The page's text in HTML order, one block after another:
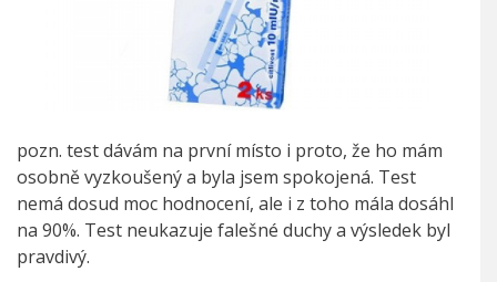
pozn. test dávám na první místo i proto, že ho mám
osobně vyzkoušený a byla jsem spokojená. Test
nemá dosud moc hodnocení, ale i z toho mála dosáhl
na 90%. Test neukazuje falešné duchy a výsledek byl
pravdivý.